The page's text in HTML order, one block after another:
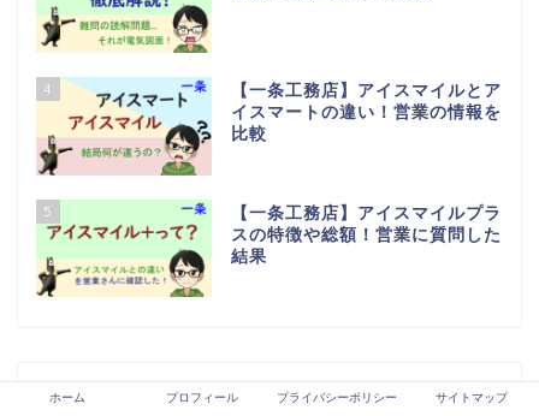
4
【一条工務店】アイスマイルとア
イスマートの違い！営業の情報を
比較
5
【一条工務店】アイスマイルプラ
スの特徴や総額！営業に質問した
結果
最近の投稿はこちら♪
ホーム プロフィール プライバシーポリシー サイトマップ